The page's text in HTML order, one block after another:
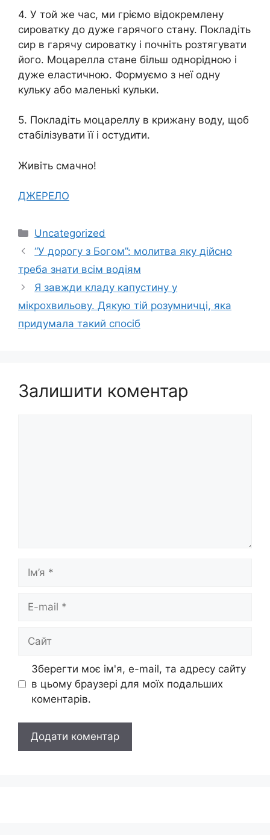
4. У той же час, ми гріємо відокремлену
сироватку до дуже гарячого стану. Покладіть
сир в гарячу сироватку і почніть розтягувати
його. Моцарелла стане більш однорідною і
дуже еластичною. Формуємо з неї одну
кульку або маленькі кульки.
5. Покладіть моцареллу в крижану воду, щоб
стабілізувати її і остудити.
Живіть смачно!
ДЖЕРЕЛО
Категорії
Uncategorized
“У дорогу з Богом”: молитва яку дійсно
треба знати всім водіям
Я завжди кладу капустину у
мікрохвильову. Дякую тій розумничці, яка
придумала такий спосіб
Залишити коментар
Ім’я
Сайт
Зберегти моє ім'я, e-mail, та адресу сайту
в цьому браузері для моїх подальших
коментарів.